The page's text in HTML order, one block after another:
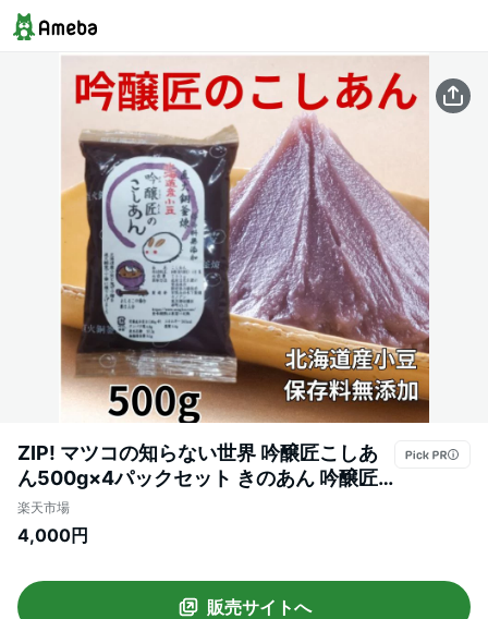
ZIP! マツコの知らない世界 吟醸匠こしあ
ん500g×4パックセット きのあん 吟醸匠
直火銅釜煉り 柏餅 こしあん 老舗の味おは
ぎ 水ようかん パンケーキ 子供 大好き 話題
100％北海道産小豆 あんこ 高級 こしあん
業務用
楽天市場
4,000円
販売サイトへ